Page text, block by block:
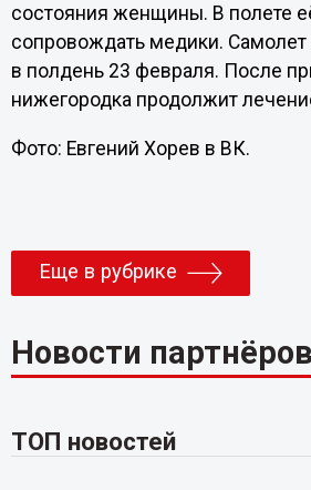
состояния женщины. В полете
сопровождать медики.
в полдень 23 февраля. После
нижегородка продолжит
Фото: Евгений Хорев в ВК.
Еще в рубрике
Новости партнёров
ТОП новостей